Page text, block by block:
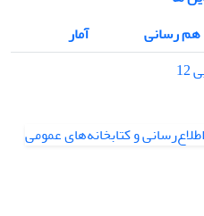
هم رسانی
آمار